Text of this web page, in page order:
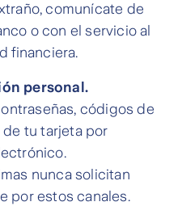
comunícate de
o con el servicio al
financiera.
personal.
códigos de
tu tarjeta por
nunca solicitan
por estos canales.